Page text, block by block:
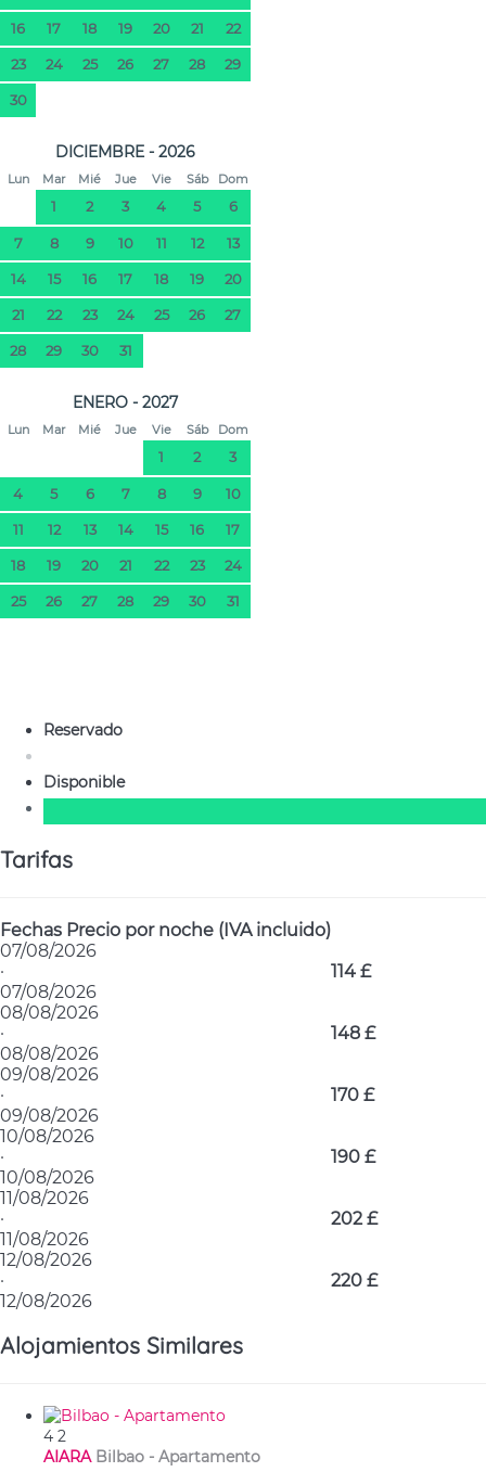
16 17 18 19 20 21 22
23 24 25 26 27 28 29
30
DICIEMBRE - 2026
Lun Mar Mié Jue Vie Sáb Dom
1 2 3 4 5 6
7 8 9 10 11 12 13
14 15 16 17 18 19 20
21 22 23 24 25 26 27
28 29 30 31
ENERO - 2027
Lun Mar Mié Jue Vie Sáb Dom
1 2 3
4 5 6 7 8 9 10
11 12 13 14 15 16 17
18 19 20 21 22 23 24
25 26 27 28 29 30 31
Reservado
Disponible
Tarifas
Fechas Precio por noche (IVA incluido)
07/08/2026
·
07/08/2026
114 £
08/08/2026
·
08/08/2026
148 £
09/08/2026
·
09/08/2026
170 £
10/08/2026
·
10/08/2026
190 £
11/08/2026
·
11/08/2026
202 £
12/08/2026
·
12/08/2026
220 £
Alojamientos Similares
4 2
AIARA Bilbao - Apartamento